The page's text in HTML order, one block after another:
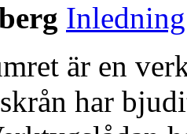
är en
har